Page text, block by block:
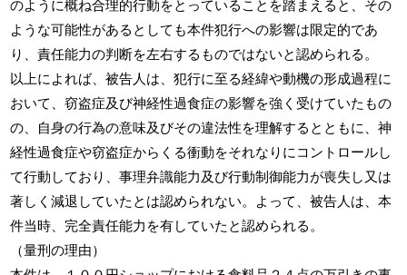
のように概ね合理的行動をとっていることを踏まえると、その
ような可能性があるとしても本件犯行への影響は限定的であ
り、責任能力の判断を左右するものではないと認められる。
以上によれば、被告人は、犯行に至る経緯や動機の形成過程に
おいて、窃盗症及び神経性過食症の影響を強く受けていたもの
の、自身の行為の意味及びその違法性を理解するとともに、神
経性過食症や窃盗症からくる衝動をそれなりにコントロールし
て行動しており、事理弁識能力及び行動制御能力が喪失し又は
著しく減退していたとは認められない。よって、被告人は、本
件当時、完全責任能力を有していたと認められる。
（量刑の理由）